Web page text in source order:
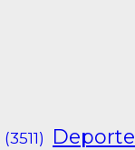
(3511) Deporte